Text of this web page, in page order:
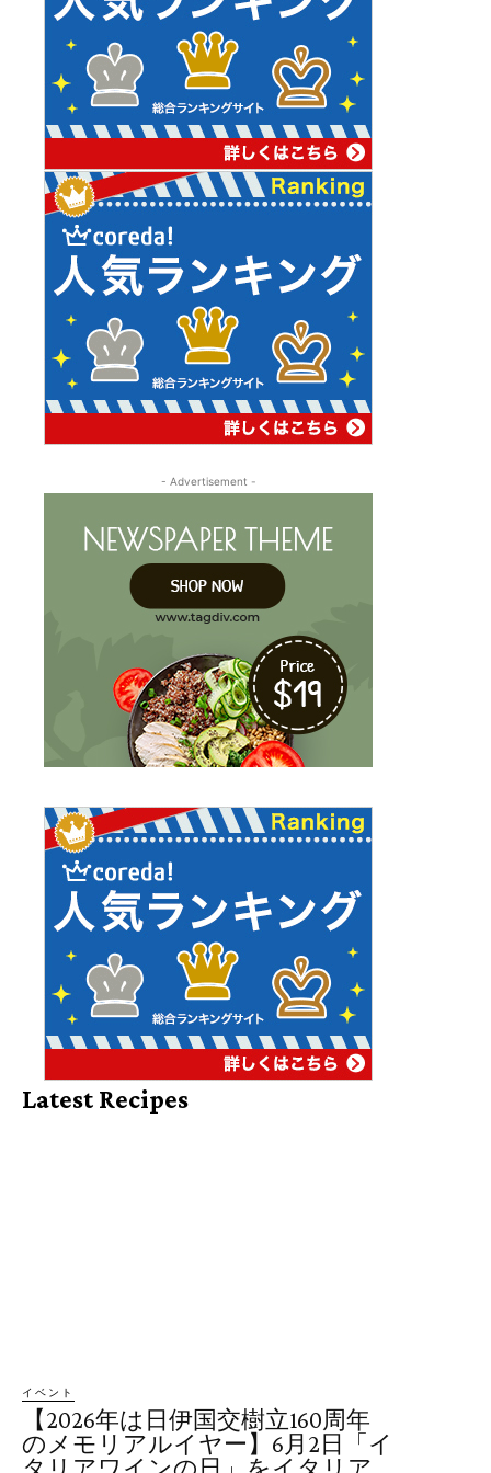
- Advertisement -
Latest Recipes
イベント
【2026年は日伊国交樹立160周年
のメモリアルイヤー】6月2日「イ
タリアワインの日」をイタリア